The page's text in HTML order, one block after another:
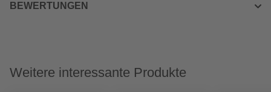
BEWERTUNGEN
Weitere interessante Produkte